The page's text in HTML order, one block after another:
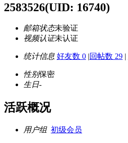
2583526(UID: 16740)
邮箱状态未验证
视频认证未认证
统计信息 好友数 0 |回帖数 29 |
性别保密
生日-
活跃概况
用户组 初级会员